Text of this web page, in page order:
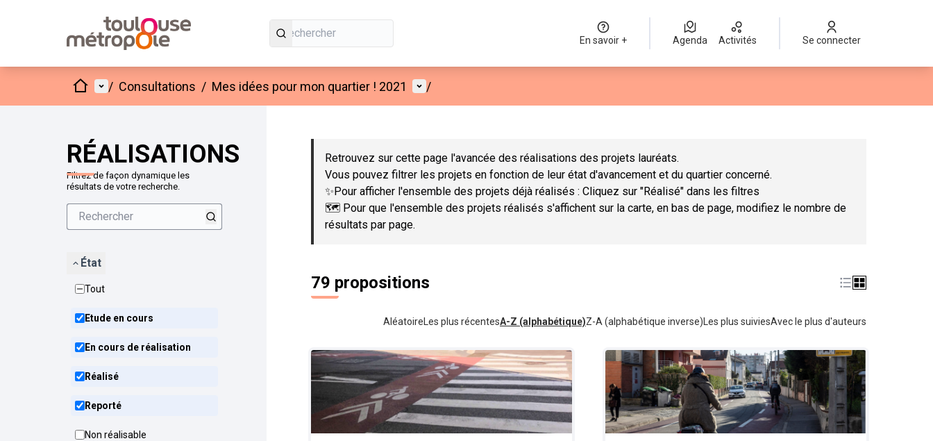
En savoir + Agenda Activités Se connecter
AccueilMenu principal
/ Consultations / Mes idées pour mon quartier ! 2021 Menu utilisateur
/
RÉALISATIONS
Filtrez de façon dynamique les
résultats de votre recherche.
État
Tout
Etude en cours
En cours de réalisation
Réalisé
Reporté
Non réalisable
Passer la carte
Retrouvez sur cette page l'avancée des réalisations des projets lauréats.
Vous pouvez filtrer les projets en fonction de leur état d'avancement et du quartier concerné.
✨Pour afficher l'ensemble des projets déjà réalisés : Cliquez sur "Réalisé" dans les filtres
🗺️ Pour que l'ensemble des projets réalisés s'affichent sur la carte, en bas de page, modifiez le nombre de
résultats par page.
79 propositions
Aléatoire Les plus récentesA-Z (alphabétique)Z-A (alphabétique inverse) Les plus suiviesAvec le plus d'auteurs